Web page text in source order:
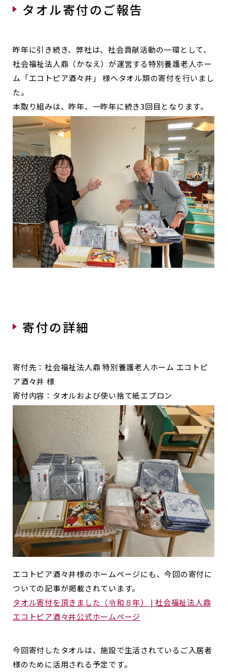
タオル寄付のご報告
昨年に引き続き、弊社は、社会貢献活動の一環として、
社会福祉法人鼎（かなえ）が運営する特別養護老人ホー
ム「エコトピア酒々井」 様へタオル類の寄付を行いまし
た。
本取り組みは、昨年、一昨年に続き3回目となります。
寄付の詳細
寄付先：社会福祉法人鼎 特別養護老人ホーム エコトピ
ア酒々井 様
寄付内容：タオルおよび使い捨て紙エプロン
エコトピア酒々井様のホームページにも、今回の寄付に
ついての記事が掲載されています。
タオル寄付を頂きました（令和８年） | 社会福祉法人鼎
エコトピア酒々井公式ホームページ
今回寄付したタオルは、施設で生活されているご入居者
様のために活用される予定です。